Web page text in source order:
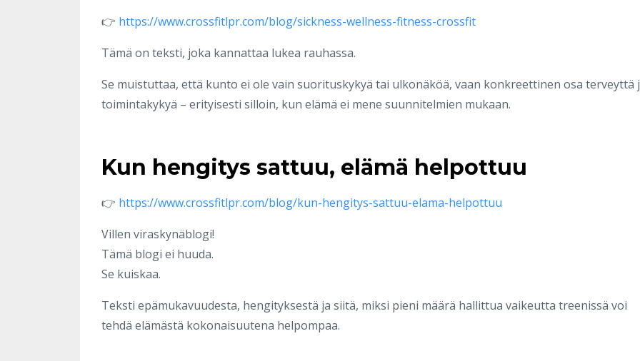
👉 https://www.crossfitlpr.com/blog/sickness-wellness-fitness-crossfit
Tämä on teksti, joka kannattaa lukea rauhassa.
Se muistuttaa, että kunto ei ole vain suorituskykyä tai ulkonäköä, vaan konkreettinen osa terveyttä
toimintakykyä – erityisesti silloin, kun elämä ei mene suunnitelmien mukaan.
Kun hengitys sattuu, elämä helpottuu
👉 https://www.crossfitlpr.com/blog/kun-hengitys-sattuu-elama-helpottuu
Villen viraskynäblogi!
Tämä blogi ei huuda.
Se kuiskaa.
Teksti epämukavuudesta, hengityksestä ja siitä, miksi pieni määrä hallittua vaikeutta treenissä voi
tehdä elämästä kokonaisuutena helpompaa.